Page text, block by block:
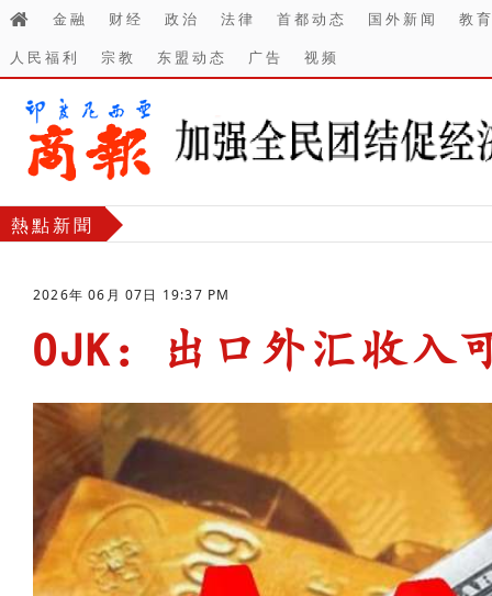
金融 财经 政治 法律 首都动态 国外新闻
教
人民福利
宗教 东盟动态 广告 视频
熱點新聞
2026年 06月 07日 19:37 PM
OJK：出口外汇收入